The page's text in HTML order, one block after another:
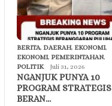
BERITA, DAERAH, EKONOMI,
EKONOMI, PEMERINTAHAN,
POLITIK
Juli 31, 2026
NGANJUK PUNYA 10
PROGRAM STRATEGIS
BERAN…